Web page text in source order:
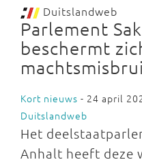
Duitslandweb
Parlement
beschermt
Kort nieuws - 24 april
Duitslandweb
Het
Anhalt heeft deze